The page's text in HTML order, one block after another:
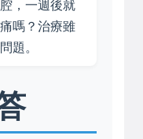
，一週後就
嗎？治療雖
題。